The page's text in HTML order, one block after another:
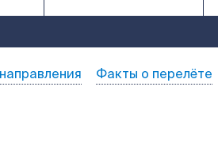
Факты о перелёте